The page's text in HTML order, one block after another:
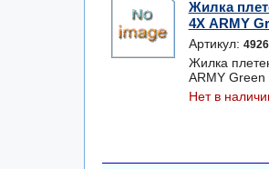
Жилка
4Х ARMY
Артикул:
Жилка
ARMY Green
Нет в